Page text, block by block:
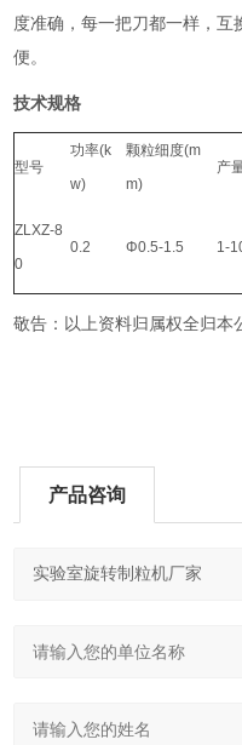
度准确，每一把刀都一样，
便。
技术规格
型号
功率(k
w)
颗粒细度(m
m)
产
ZLXZ-8
0
0.2 Φ0.5-1.5 1-
敬告：以上资料归属权全归本
产品咨询